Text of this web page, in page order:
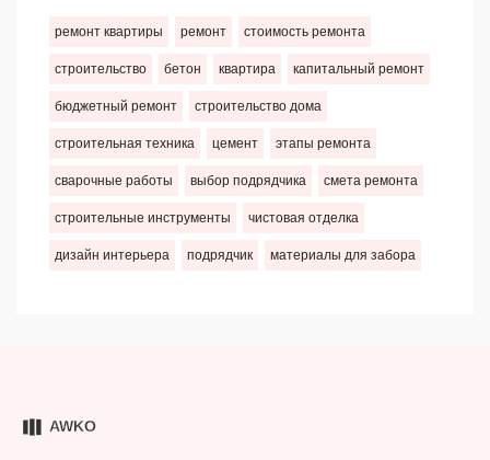
ремонт квартиры ремонт стоимость ремонта
строительство бетон квартира капитальный ремонт
бюджетный ремонт строительство дома
строительная техника цемент этапы ремонта
сварочные работы выбор подрядчика смета ремонта
строительные инструменты чистовая отделка
дизайн интерьера подрядчик материалы для забора